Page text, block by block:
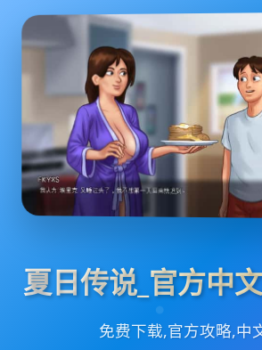
夏日传说_官方中
免费下载,官方攻略,中